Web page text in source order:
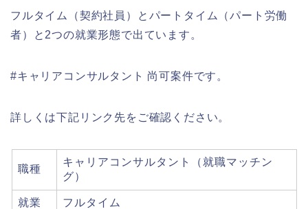
フルタイム（契約社員）とパートタイム（パート労働
者）と2つの就業形態で出ています。
#キャリアコンサルタント 尚可案件です。
詳しくは下記リンク先をご確認ください。
職種
キャリアコンサルタント（就職マッチン
グ）
就業
フルタイム